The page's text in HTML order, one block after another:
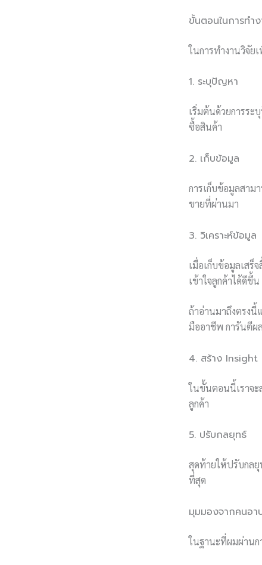
ขั้นตอนในการทำ
ในการทำงานวิจัย
1. ระบุปัญหา
เริ่มต้นด้วยการระ
ซื้อสินค้า
2. เก็บข้อมูล
การเก็บข้อมูลสาม
ขายที่ผ่านมา
3. วิเคราะห์ข้อมูล
เมื่อเก็บข้อมูลเส
เข้าใจลูกค้าได้ดีขึ้น
ถ้าอ่านมาถึงตรงนี้
มืออาชีพ การันตีผ
4. สร้าง Insight
ในขั้นตอนนี้เราจะ
ลูกค้า
5. ปรับกลยุทธ์
สุดท้ายให้ปรับกล
ที่สุด
มุมมองจากคนอ
ในฐานะที่ผมผ่านก